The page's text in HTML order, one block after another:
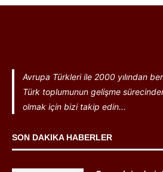
Avrupa Türkleri ile 2000 yılından
Türk toplumunun gelişme
olmak için bizi takip edin...
SON DAKIKA HABERLER